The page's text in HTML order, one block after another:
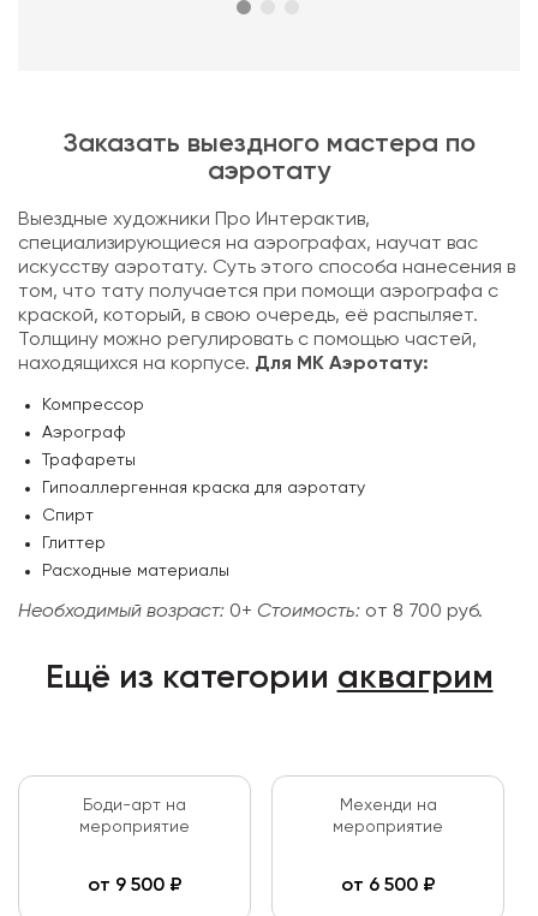
Заказать выездного мастера по
аэротату
Выездные художники Про Интерактив,
специализирующиеся на аэрографах, научат вас
искусству аэротату. Суть этого способа нанесения в
том, что тату получается при помощи аэрографа с
краской, который, в свою очередь, её распыляет.
Толщину можно регулировать с помощью частей,
находящихся на корпусе. Для МК Аэротату:
Компрессор
Аэрограф
Трафареты
Гипоаллергенная краска для аэротату
Спирт
Глиттер
Расходные материалы
Необходимый возраст: 0+ Стоимость: от 8 700 руб.
Ещё из категории аквагрим
Боди-арт на
мероприятие
от 9 500₽
Мехенди на
мероприятие
от 6 500₽